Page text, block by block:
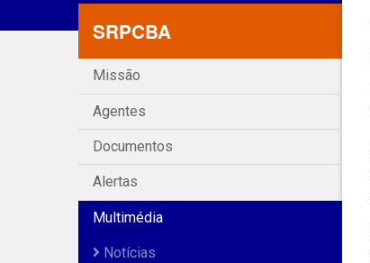
SRPCBA
Missão
Agentes
Documentos
Alertas
Multimédia
Notícias